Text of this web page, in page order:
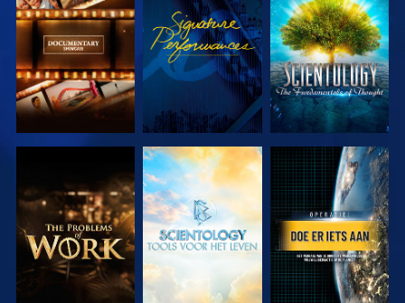
VERKEN DE
SERIE
KIJK
VERKEN DE
SERIE
VERKEN DE
SERIE
VERKEN DE
SERIE
KIJK